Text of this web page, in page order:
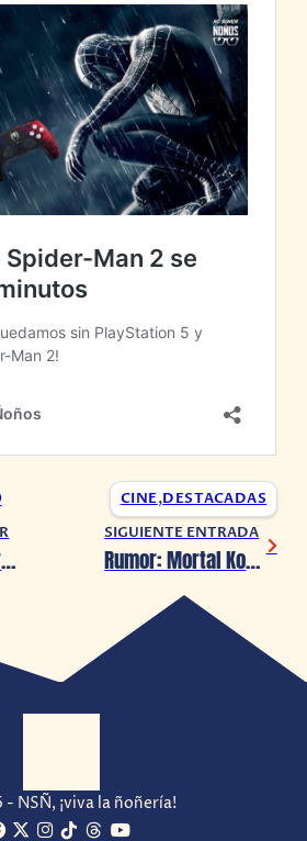
CINE,DESTACADAS
Los PS5 de Spider-Man 2 se agotan en minutos
SIGUIENTE ENTRADA
Rumor: Mortal Kombat 1 tendrá DLC’s de Harley Quinn, Doom Slayer y más personajes
NSÑ, ¡viva la ñoñería!